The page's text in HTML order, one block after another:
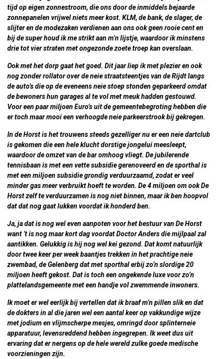
tijd op eigen zonnestroom, die ons door de inmiddels bejaarde
zonnepanelen vrijwel niets meer kost. KLM, de bank, de slager, de
slijter en de modezaken verdienen aan ons ook geen rooie cent en
bij de super houd ik me strikt aan m’n lijstje, waardoor ik minstens
drie tot vier straten met ongezonde zoete troep kan overslaan.
Ook met het dorp gaat het goed. Dit jaar liep ik met plezier en ook
nog zonder rollator over de neie straatsteentjes van de Rijdt langs
de auto’s die op de eveneens neie stoep stonden geparkeerd omdat
de bewoners hun garages al te vol met meuk hadden gestouwd.
Voor een paar miljoen Euro’s uit de gemeentebegroting hebben die
er toch maar mooi een verhoogde neie parkeerstrook bij gekregen.
In de Horst is het trouwens steeds gezelliger nu er een neie dartclub
is gekomen die een hele klucht dorstige jongelui meesleept,
waardoor de omzet van de bar omhoog vliegt. De jubilerende
tennisbaan is met een vette subsidie gerenoveerd en de sporthal is
met een miljoen subsidie grondig verduurzaamd, zodat er veel
minder gas meer verbruikt hoeft te worden. De 4 miljoen om ook De
Horst zelf te verduurzamen is nog niet binnen, maar ik ben hoopvol
dat dat nog gaat lukken voordat ik honderd ben.
Ja, ja dat is nog wel even aanpoten voor het bestuur van De Horst
want ’t is nog maar kort dag voordat Doctor Anders die mijlpaal zal
aantikken. Gelukkig is hij nog wel kei gezond. Dat komt natuurlijk
door twee keer per week baantjes trekken in het prachtige neie
zwembad, de Gelenberg dat met sporthal erbij zo’n slordige 20
miljoen heeft gekost. Dat is toch een ongekende luxe voor zo’n
plattelandsgemeente met een handje vol zwemmende inwoners.
Ik moet er wel eerlijk bij vertellen dat ik braaf m’n pillen slik en dat
de dokters in al die jaren wel een aantal keer op vakkundige wijze
met jodium en vlijmscherpe mesjes, omringd door splinterneie
apparatuur, levensreddend hebben ingegrepen. Ik weet dus uit
ervaring dat er nergens op de hele wereld zulke goede medische
voorzieningen zijn.